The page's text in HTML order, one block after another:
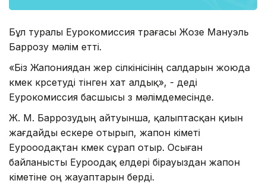
Бұл туралы Еурокомиссия төрағасы Жозе Мануэль
Баррозу мәлім етті.
«Біз Жапониядан жер сілкінісінің салдарын жоюда
көмек көрсетуді өтінген хат алдық», - деді
Еурокомиссия басшысы өз мәлімдемесінде.
Ж. М. Баррозудың айтуынша, қалыптасқан қиын
жағдайды ескере отырып, жапон өкіметі
Еурооодақтан көмек сұрап отыр. Осыған
байланысты Еуроодақ елдері бірауыздан жапон
өкіметіне оң жауаптарын берді.